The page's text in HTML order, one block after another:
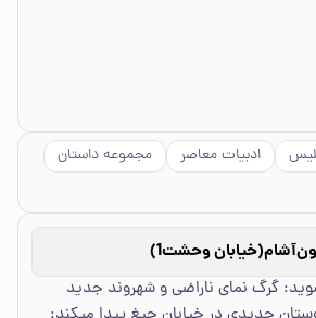
ادبیات معاصر
مجموعه داستان
وحشت1)
گرگ نمای ناراضی و شهروند جدید